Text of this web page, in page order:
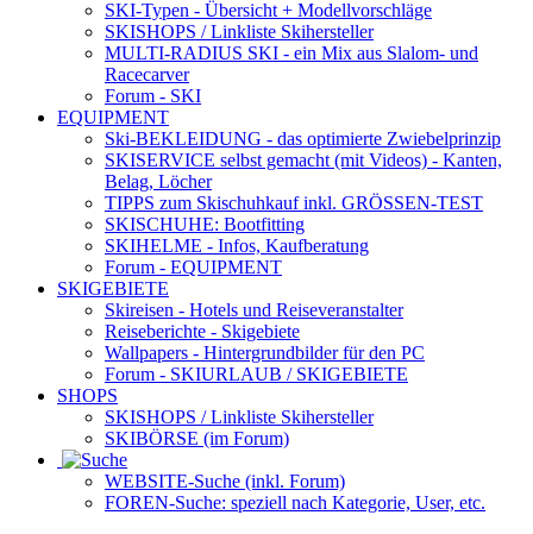
SKI-Typen - Übersicht + Modellvorschläge
SKISHOPS / Linkliste Skihersteller
MULTI-RADIUS SKI - ein Mix aus Slalom- und
Racecarver
Forum - SKI
EQUIPMENT
Ski-BEKLEIDUNG - das optimierte Zwiebelprinzip
SKISERVICE selbst gemacht (mit Videos) - Kanten,
Belag, Löcher
TIPPS zum Skischuhkaufinkl. GRÖSSEN-TEST
SKISCHUHE: Bootfitting
SKIHELME - Infos, Kaufberatung
Forum - EQUIPMENT
SKIGEBIETE
Skireisen - Hotels und Reiseveranstalter
Reiseberichte - Skigebiete
Wallpapers - Hintergrundbilder für den PC
Forum - SKIURLAUB / SKIGEBIETE
SHOPS
SKISHOPS / Linkliste Skihersteller
SKIBÖRSE (im Forum)
WEBSITE-Suche (inkl. Forum)
FOREN-Suche: speziell nach Kategorie, User, etc.